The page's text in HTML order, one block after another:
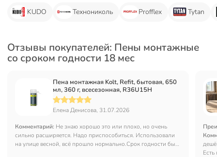
KUDO Технониколь Profflex Tytan
Отзывы покупателей: Пены монтажные
со сроком годности 18 мес
Пена монтажная Kolt, Refit, бытовая, 650
мл, 360 г, всесезонная, R36U15H
Елена Денисова, 31.07.2026
Комментарий: Не знаю хорошо это или плохо, но очень
сильно расширяется. Надо приспособиться. Использовали
на улице весной, всё прошло нормально.Срок годности был